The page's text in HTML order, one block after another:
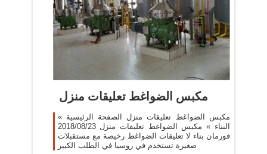
مكبس الضواغط تعليقات منزل
مكبس الضواغط تعليقات منزل الصفحة الرئيسية »
البناء » مكبس الضواغط تعليقات منزل 2018/08/23
فورمان بناء لا تعليقات الضواغط رخيصة مع مستقبلات
صغيرة تستخدم في روسيا في الطلب الكبير